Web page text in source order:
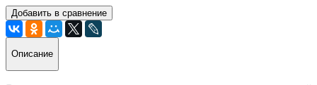
Добавить в сравнение
Описание